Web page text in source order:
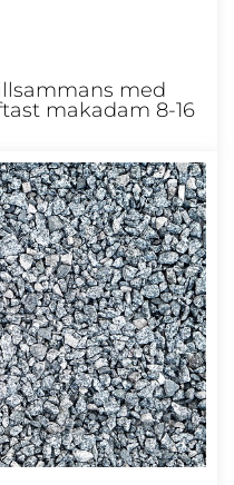
med
makadam 8-16